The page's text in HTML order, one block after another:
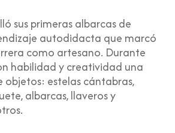
sus primeras albarcas de
autodidacta que marcó
como artesano. Durante
habilidad y creatividad una
estelas cántabras,
albarcas, llaveros y